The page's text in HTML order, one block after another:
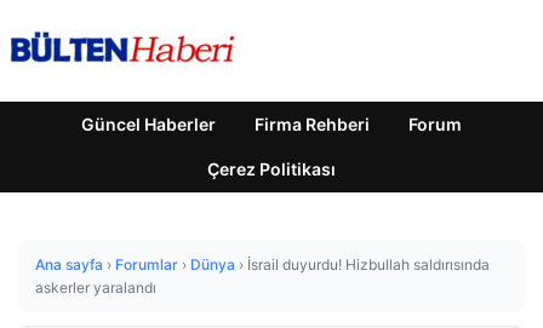
Güncel Haberler Firma Rehberi Forum
Çerez Politikası
Ana sayfa › Forumlar › Dünya › İsrail duyurdu! Hizbullah saldırısında
askerler yaralandı